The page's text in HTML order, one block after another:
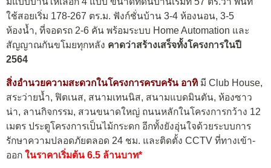
ใช้สอยเริ่ม 178-267 ตร.ม. ฟังก์ชั่นบ้าน 3-4 ห้องนอน, 3-5
ห้องน้ำ, ที่จอดรถ 2-6 คัน พร้อมระบบ Home Automation และ
สัญญาณกันขโมยทุกหลัง คาดว่าสร้างเสร็จทั้งโครงการในปี
2564
สิ่งอำนวยความสะดวกในโครงการครบครัน อาทิ มี Club House,
สระว่ายน้ำ, ฟิตเนส, สนามเทนนิส, สนามแบดมินตัน, ห้องซาว
น่า, ลานกิจกรรม, สวนขนาดใหญ่ ถนนหลักในโครงการกว้าง 12
เมตร ประตูโครงการเป็นไม้กระดก อีกทั้งยังอุ่นใจด้วยระบบการ
รักษาความปลอดภัยตลอด 24 ชม. และติดตั้ง CCTV ที่ทางเข้า-
ออก ในราคาเริ่มต้น 6.5 ล้านบาท*